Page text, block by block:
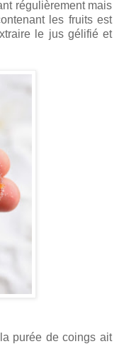
régulièrement mais
les fruits est
le jus gélifié et
purée de coings ait